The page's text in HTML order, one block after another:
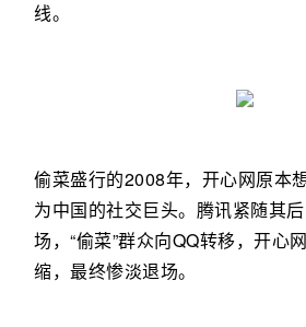
线。
偷菜盛行的2008年，开心网原本
为中国的社交巨头。腾讯紧随其
场，“偷菜”群众向QQ转移，开心
缩，最终惨淡退场。